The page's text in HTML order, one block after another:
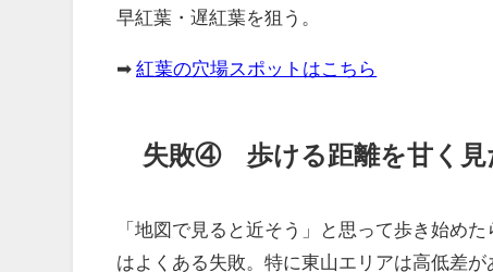
早紅葉・遅紅葉を狙う。
➡紅葉の穴場スポットはこちら
失敗④ 歩ける距離を甘く見
「地図で見ると近そう」と思って歩き始め
はよくある失敗。特に東山エリアは高低差が